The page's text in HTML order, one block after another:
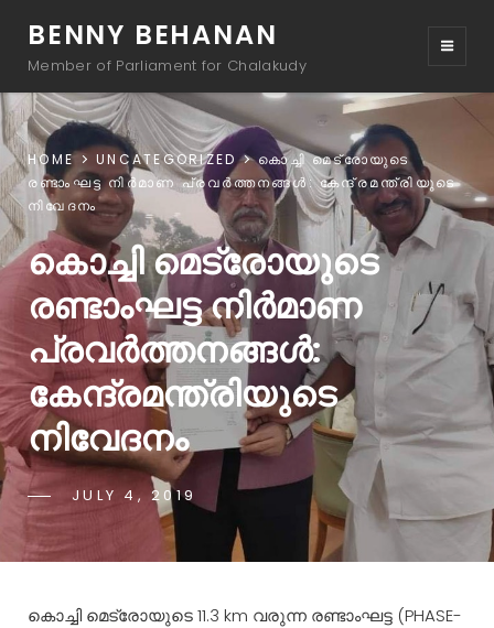
BENNY BEHANAN
Member of Parliament for Chalakudy
HOME UNCATEGORIZED
കൊച്ചി മെട്രോയുടെ
രണ്ടാംഘട്ട നിർമാണ പ്രവർത്തനങ്ങൾ: കേന്ദ്രമന്ത്രിയുടെ
നിവേദനം
കൊച്ചി മെട്രോയുടെ
രണ്ടാംഘട്ട നിർമാണ
പ്രവർത്തനങ്ങൾ:
കേന്ദ്രമന്ത്രിയുടെ
നിവേദനം
JULY 4, 2019
കൊച്ചി മെട്രോയുടെ 11.3 km വരുന്ന രണ്ടാംഘട്ട (PHASE-